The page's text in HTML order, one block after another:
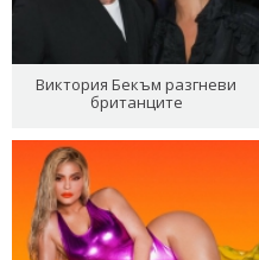
Виктория Бекъм разгневи
британците